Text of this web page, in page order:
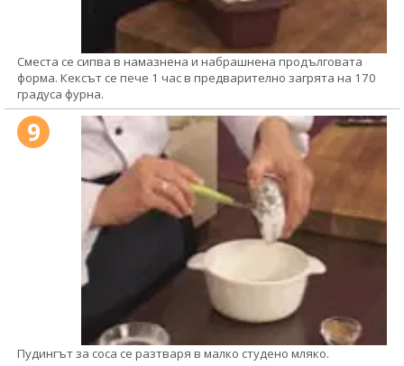
Сместа се сипва в намазнена и набрашнена продълговата
форма. Кексът се пече 1 час в предварително загрята на 170
градуса фурна.
9
Пудингът за соса се разтваря в малко студено мляко.